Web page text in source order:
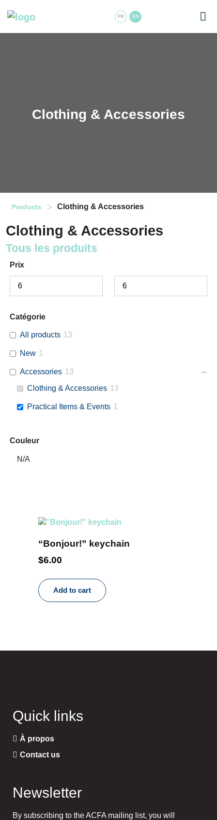
FR EN
Clothing & Accessories
Products > Clothing & Accessories
Clothing & Accessories
Tous les produits
Prix
Catégorie
All products 13
New 1
Accessories 13
Clothing & Accessories 13
Practical Items & Events 1
Couleur
N/A
“Bonjour!” keychain
$6.00
Add to cart
Quick links
À propos
Contact us
Newsletter
By subscribing to the ACFA mailing list, you will